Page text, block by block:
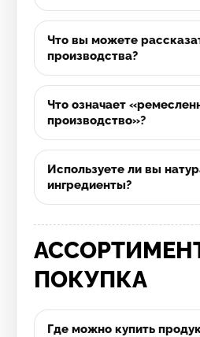
Что вы можете
производства?
Что означает
производство»?
Используете ли вы
ингредиенты?
ПОКУПКА
Где можно купить